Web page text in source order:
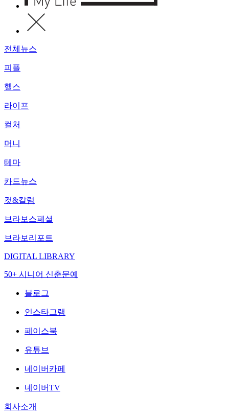
전체뉴스
피플
헬스
라이프
컬처
머니
테마
카드뉴스
컷&칼럼
브라보스페셜
브라보리포트
DIGITAL LIBRARY
50+ 시니어 신춘문예
블로그
인스타그램
페이스북
유튜브
네이버카페
네이버TV
회사소개